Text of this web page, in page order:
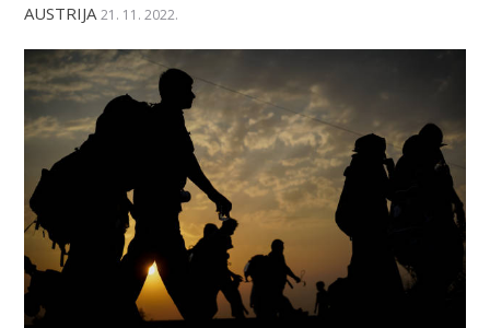
AUSTRIJA 21. 11. 2022.